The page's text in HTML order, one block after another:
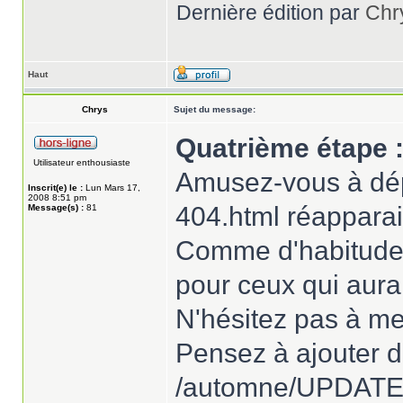
Dernière édition par
Haut
Chrys Sujet du message:
Utilisateur enthousiaste
Inscrit(e) le : Lun Mars 17,
2008 8:51 pm
Message(s) : 81
Quatrième étape
Amusez-vous à
404.html
Comme
pour ceux qui
N'hésitez pas à
Pensez à ajouter
/automne/